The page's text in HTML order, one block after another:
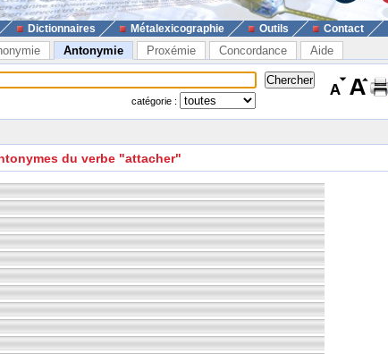
Dictionnaires Métalexicographie Outils Contact
Antonymie Proxémie Concordance Aide
catégorie :
du verbe "attacher"